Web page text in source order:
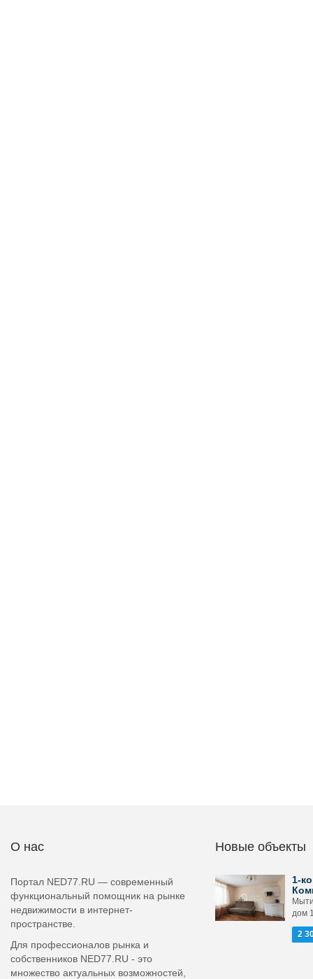
О нас
Портал NED77.RU — современный
функциональный помощник на рынке
недвижимости в интернет-
пространстве.
Для профессионалов рынка и
собственников NED77.RU - это
множество актуальных возможностей,
Новые объекты
1-
дом
2